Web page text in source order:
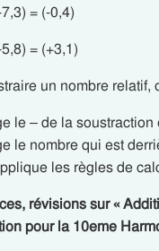
= (-0,4)
= (+3,1)
un nombre relatif,
le – de la soustraction
le nombre qui est
les règles de
révisions sur «
pour la 10eme